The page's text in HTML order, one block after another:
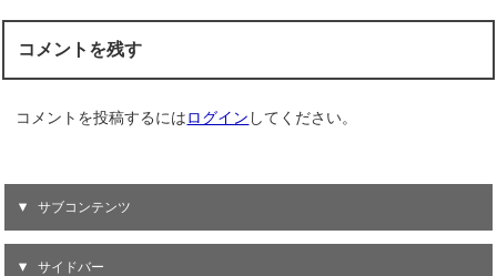
コメントを残す
コメントを投稿するにはログイン してください。
サブコンテンツ
サイドバー